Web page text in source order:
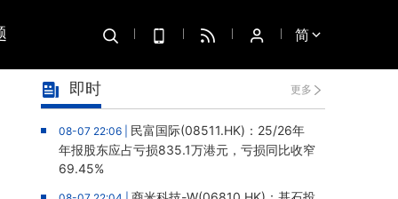
简
即时 更多
08-07 22:06 | 民富国际(08511.HK)：25/26年
年报股东应占亏损835.1万港元，亏损同比收窄
69.45%